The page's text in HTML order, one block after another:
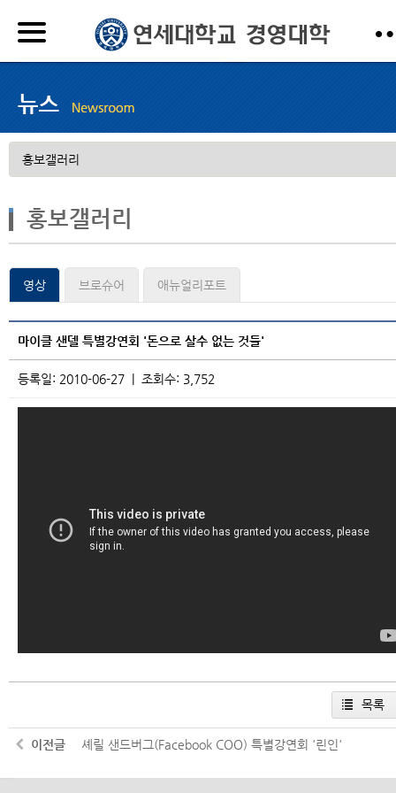
홍보갤러리
영상 브로슈어 애뉴얼리포트
마이클 샌델 특별강연회 '돈으로 살수 없는 것들'
등록일: 2010-06-27 | 조회수: 3,752
목록
이전글 셰릴 샌드버그(Facebook COO) 특별강연회 '린인'